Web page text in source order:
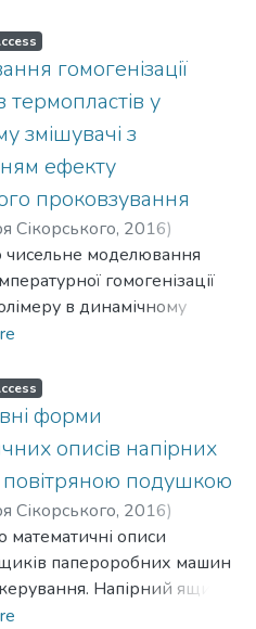
знаходження
відновлення дефектів.
шляхи визначення
помилкового виявлення
гомогенізації
термопластів у
змішувачі з
ефекту
проковзування
Сікорського, 2016)
І.;Сокольський, О. Л.;
;Івіцький, І. І.
моделювання
гомогенізації
в динамічному
типу. Наведено
динаміку
при течії полімерних
у змішувальних елементах,
вибір оптимальних
параметрів
елементів або обирати
режими гомогенізації
композицій.
форми
описів напірних
повітряною подушкою
Сікорського, 2016)
;Піргач, М. С.;
Я. Ю.
математичні описи
папероробних машин
керування. Напірний ящик
лінійних